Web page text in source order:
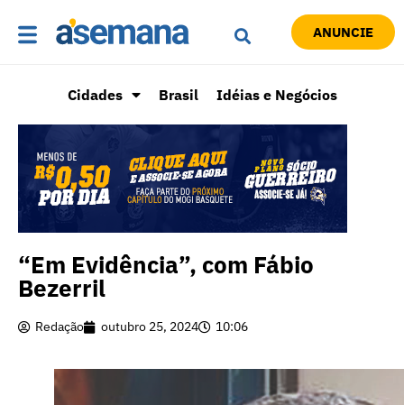
ANUNCIE
Cidades Brasil Idéias e Negócios
“Em Evidência”, com Fábio
Bezerril
Redação outubro 25, 2024 10:06